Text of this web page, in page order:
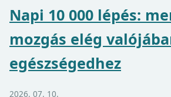
Napi 10 000 lépés:
mozgás elég
egészségedhez
2026. 07. 10.